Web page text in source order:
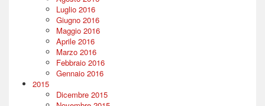
Luglio 2016
Giugno 2016
Maggio 2016
Aprile 2016
Marzo 2016
Febbraio 2016
Gennaio 2016
2015
Dicembre 2015